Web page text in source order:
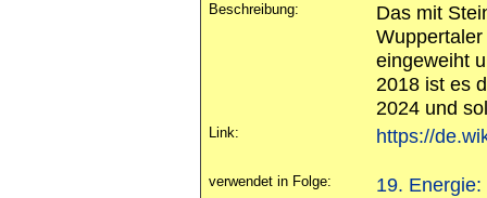
Beschreibung:
Das mit
eingeweiht
2018 ist es
2024 und
Link: https://
verwendet in Folge:
19.